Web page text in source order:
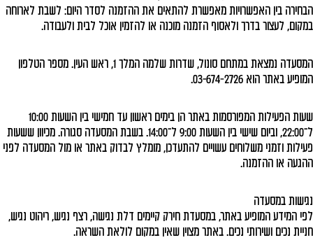
הבחירה בין האפשרויות מאפשרת להתאים את ההזמנה לסדר היום: לשבת לארוחה
במקום, לעצור בדרך ולאסוף הזמנה מוכנה או להזמין אוכל לבית ולעבודה.
המסעדה נמצאת במתחם סונול, שדרות שלמה המלך 1, ראש העין. מספר הטלפון
המופיע באתר הוא 03-674-2726.
שעות הפעילות המפורסמות באתר הן בימים ראשון עד חמישי בין השעות 10:00
ל־22:00, וביום שישי בין השעות 9:00 ל־14:00. בשבת המסעדה סגורה. מכיוון ששעות
פעילות וזמני משלוחים עשויים להתעדכן, מומלץ לבדוק באתר או מול המסעדה לפני
ההגעה או ההזמנה.
נגישות במסעדה
לפי המידע המופיע באתר, במסעדת חירק קיימים דלת נגישה, רצף נגיש, ריהוט נגיש,
חניית נכים ושירותי נכים. באתר מצוין שאין במקום לולאת השראה.